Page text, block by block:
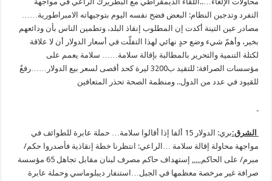
التفرد وتدجين النظام: البعض فضح نفسه اليوم بتوجيهاته الامبراطورية……
مصادر عين التينة أكدت إن المطلوب إنقاذ البلد، وتطمين الناس بأن ودائعهم
بخير، وأهمّ شيء وضع حدٍ نهائي لهذا التفلّت في أسعار الدولار أن لا علاقة
لكتلة التنمية والتحرير بالمطالبة بإقالة سلامة…… سلامة يعمم على
مؤسسات الصرافة: للتقيد ب3200 ليرة كحد أقصى لسعر بيع الدولار……رفعٌ
للقيود في عدد من الدول.. ومنظمة الصحة تحذر المتعافين
الشرق:
بري: الدولار 15 ألفا إذا أقالوا سلامة… حملة عابرة للطوائف في
مواجهة محاولة إقالة سلامة …الراعي: انتظرنا خطة إنقاذية فأصدروا حكم/
مبرم/ على الحاكم,,,,, إستهداف حاكم مصرف لبنان مقابل تجاهل 65 مؤسسة
صرافة غير مرخصة معظمها في الجبل…استنفار ديبلوماسي وحملة عابرة